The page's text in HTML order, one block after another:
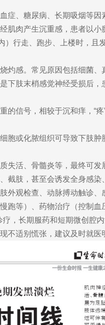
症、糖尿病、长期吸烟等
肌肉产生沉重感，患者以
行走、跑步、上楼时，且
灼感。常见原因包括细菌
肢末梢感觉神经受损后，
信号，相较于沉和痒，“
或化脓组织可导致下肢肿
失活、骨髓炎等，最终可
肢，甚至会诱发全身感染
观检查、动脉搏动触诊、
跑等）、药物治疗（控制
，长期服药和短期微创腔
不适别慌张，建议及时就